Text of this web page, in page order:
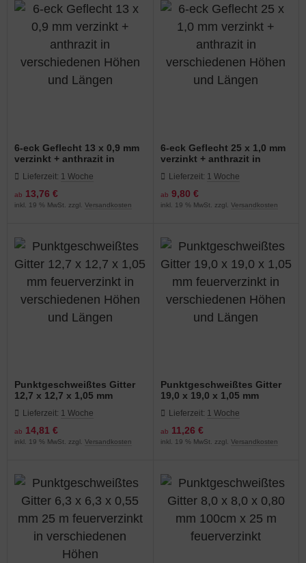
6-eck Geflecht 13 x 0,9 mm
verzinkt + anthrazit in
Längen
Lieferzeit: 1 Woche
ab 13,76 €
inkl. 19 % MwSt. zzgl. Versandkosten
6-eck Geflecht 25 x 1,0 mm
verzinkt + anthrazit in
Längen
Lieferzeit: 1 Woche
ab 9,80 €
inkl. 19 % MwSt. zzgl. Versandkosten
Punktgeschweißtes Gitter
12,7 x 12,7 x 1,05 mm
verschiedenen Höhen und
Längen
Lieferzeit: 1 Woche
ab 14,81 €
inkl. 19 % MwSt. zzgl. Versandkosten
Punktgeschweißtes Gitter
19,0 x 19,0 x 1,05 mm
verschiedenen Höhen und
Längen
Lieferzeit: 1 Woche
ab 11,26 €
inkl. 19 % MwSt. zzgl. Versandkosten